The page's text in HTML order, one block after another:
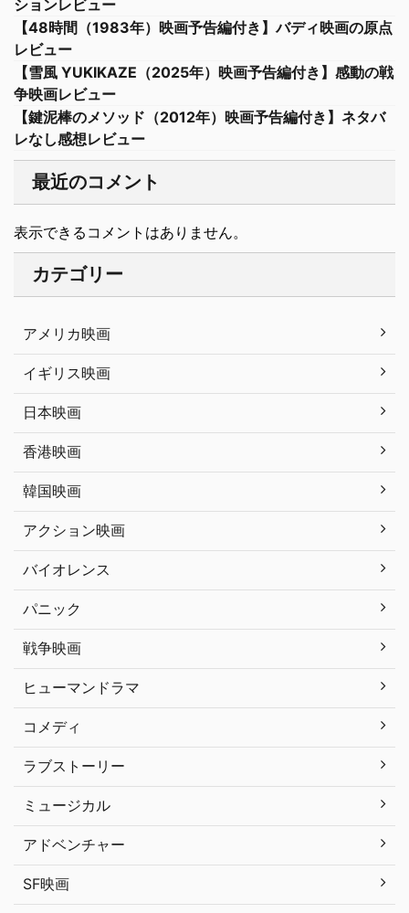
ションレビュー
【48時間（1983年）映画予告編付き】バディ映画の原点
レビュー
【雪風 YUKIKAZE（2025年）映画予告編付き】感動の戦
争映画レビュー
【鍵泥棒のメソッド（2012年）映画予告編付き】ネタバ
レなし感想レビュー
最近のコメント
表示できるコメントはありません。
カテゴリー
アメリカ映画
イギリス映画
日本映画
香港映画
韓国映画
アクション映画
バイオレンス
パニック
戦争映画
ヒューマンドラマ
コメディ
ラブストーリー
ミュージカル
アドベンチャー
SF映画